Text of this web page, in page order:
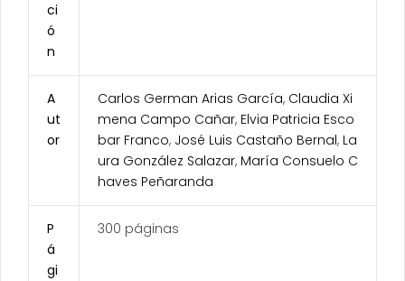
ci
ó
n
A
ut
or
Carlos German Arias García, Claudia Xi
mena Campo Cañar, Elvia Patricia Esco
bar Franco, José Luis Castaño Bernal, La
ura González Salazar, María Consuelo C
haves Peñaranda
P
á
gi
300 páginas